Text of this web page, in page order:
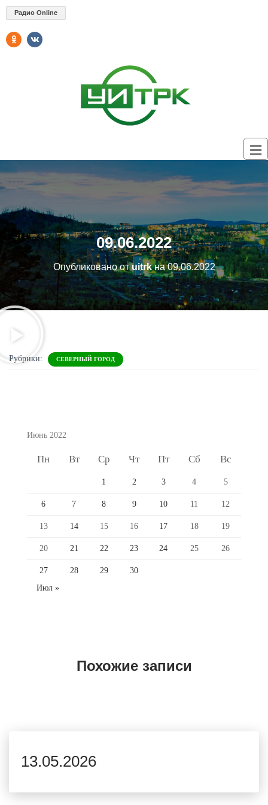
Радио Online
09.06.2022
Опубликовано отuitrkна09.06.2022
Рубрики: СЕВЕРНЫЙ ГОРОД
Июнь 2022
Пн Вт Ср Чт Пт Сб Вс
1 2 3 4 5
6 7 8 9 10 11 12
13 14 15 16 17 18 19
20 21 22 23 24 25 26
27 28 29
30
Июл »
Похожие записи
13.05.2026